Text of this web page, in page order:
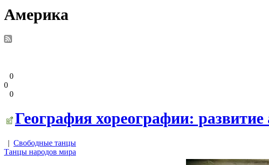
Америка
0
0
0
География хореографии:
| Свободные танцы
Танцы народов мира